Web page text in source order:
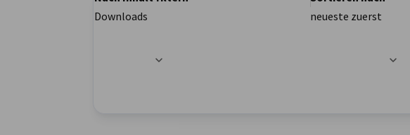
Filteroptionen wurden erfolgreich aktualisiert
Downloads
neueste zuerst